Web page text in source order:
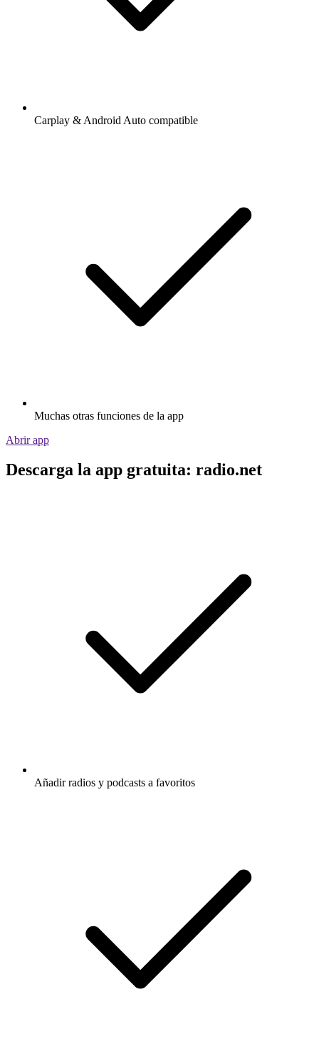
Carplay & Android Auto compatible
Muchas otras funciones de la app
Abrir app
Descarga la app gratuita: radio.net
Añadir radios y podcasts a favoritos